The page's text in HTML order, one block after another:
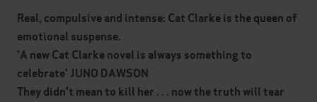
Real, compulsive and intense: Cat Clarke is the queen of
emotional suspense.
'A new Cat Clarke novel is always something to
celebrate' JUNO DAWSON
They didn't mean to kill her . . . now the truth will tear